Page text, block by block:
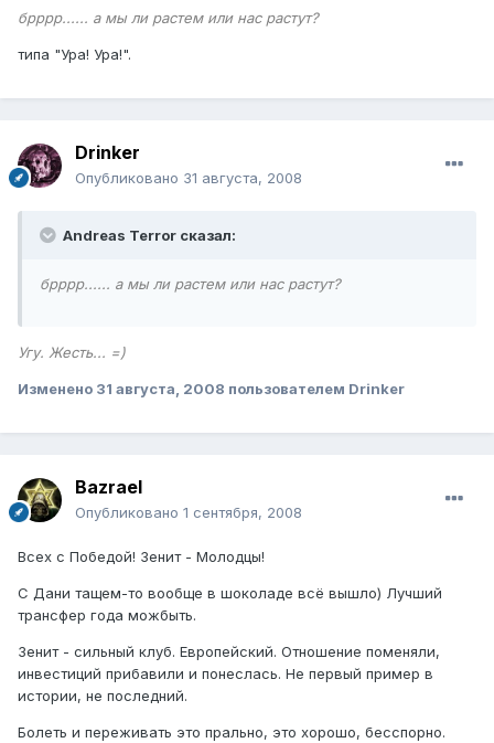
брррр...... а мы ли растем или нас растут?
типа "Ура! Ура!".
Drinker
Опубликовано 31 августа, 2008
Andreas Terror сказал:
брррр...... а мы ли растем или нас растут?
Угу. Жесть... =)
Изменено 31 августа, 2008 пользователем Drinker
Bazrael
Опубликовано 1 сентября, 2008
Всех с Победой! Зенит - Молодцы!
С Дани тащем-то вообще в шоколаде всё вышло) Лучший
трансфер года можбыть.
Зенит - сильный клуб. Европейский. Отношение поменяли,
инвестиций прибавили и понеслась. Не первый пример в
истории, не последний.
Болеть и переживать это прально, это хорошо, бесспорно.